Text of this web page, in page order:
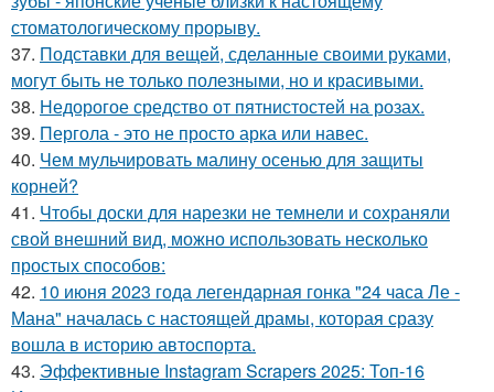
стоматологическому прорыву.
37. Подставки для вещей, сделанные своими руками,
могут быть не только полезными, но и красивыми.
38. Недорогое средство от пятнистостей на розах.
39. Пергола - это не просто арка или навес.
40. Чем мульчировать малину осенью для защиты
корней?
41. Чтобы доски для нарезки не темнели и сохраняли
свой внешний вид, можно использовать несколько
простых способов:
42. 10 июня 2023 года легендарная гонка "24 часа Ле -
Мана" началась с настоящей драмы, которая сразу
вошла в историю автоспорта.
43. Эффективные Instagram Scrapers 2025: Топ-16